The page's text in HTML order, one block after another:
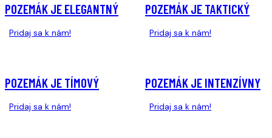
POZEMÁK JE ELEGANTNÝ
Pridaj sa k nám!
POZEMÁK JE TAKTICKÝ
Pridaj sa k nám!
POZEMÁK JE TÍMOVÝ
Pridaj sa k nám!
POZEMÁK JE INTENZÍVNY
Pridaj sa k nám!